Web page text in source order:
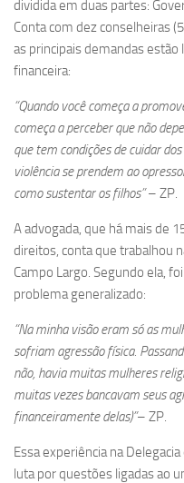
dividida em duas partes:
Conta com dez conselheiras
as principais demandas estão
financeira:
“Quando você começa a
começa a perceber que não
que tem condições de cuidar
violência se prendem ao
como sustentar os filhos”– ZP.
A advogada, que há mais de
direitos, conta que trabalhou
Campo Largo. Segundo ela,
problema generalizado:
“Na minha visão eram só as
sofriam agressão física.
não, havia muitas mulheres
muitas vezes bancavam seus
financeiramente delas)”– ZP.
Essa experiência na
luta por questões ligadas ao